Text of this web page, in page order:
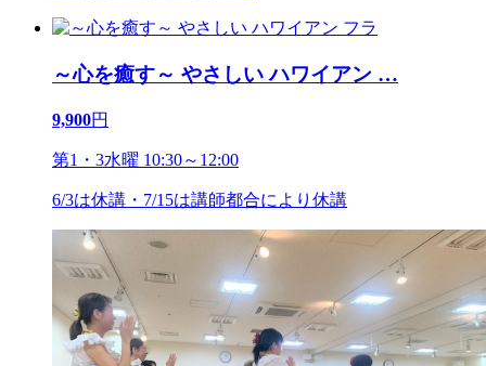
～心を癒す～ やさしい ハワイアン …
9,900円
第1・3水曜 10:30～12:00
6/3は休講・7/15は講師都合により休講